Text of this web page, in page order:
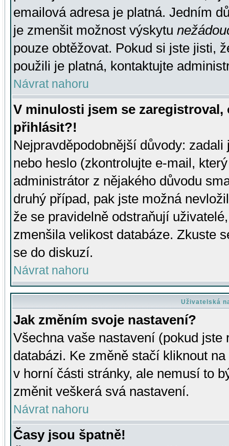
emailová adresa je platná. Jedním
je zmenšit možnost výskytu
pouze obtěžovat. Pokud si jste jisti,
použili je platná, kontaktujte
Návrat nahoru
V minulosti jsem se
přihlásit?!
Nejpravděpodobnější důvody:
nebo heslo (zkontrolujte e-mail,
administrátor z nějakého důvodu
druhý případ, pak jste možná
že se pravidelně odstraňují
zmenšila velikost databáze. Zkuste
se do diskuzí.
Návrat nahoru
Uživatelská
Jak změním svoje nastavení?
Všechna vaše nastavení (pokud
databázi. Ke změně stačí kliknout
v horní části stránky, ale nemusí to
změnit veškerá svá nastavení.
Návrat nahoru
Časy jsou špatně!